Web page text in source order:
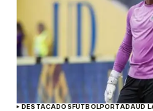
DESTACADOSFÚTBOLPORTADAUD